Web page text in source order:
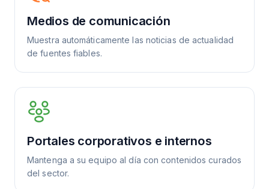
Medios de comunicación
Muestra automáticamente las noticias de actualidad
de fuentes fiables.
Portales corporativos e internos
Mantenga a su equipo al día con contenidos curados
del sector.